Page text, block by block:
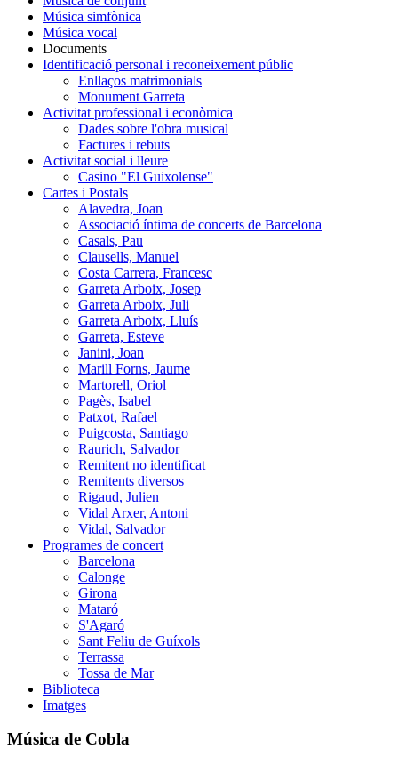
Música simfònica
Música vocal
Documents
Identificació personal i reconeixement públic
Enllaços matrimonials
Monument Garreta
Activitat professional i econòmica
Dades sobre l'obra musical
Factures i rebuts
Activitat social i lleure
Casino "El Guixolense"
Cartes i Postals
Alavedra, Joan
Associació íntima de concerts de Barcelona
Casals, Pau
Clausells, Manuel
Costa Carrera, Francesc
Garreta Arboix, Josep
Garreta Arboix, Juli
Garreta Arboix, Lluís
Garreta, Esteve
Janini, Joan
Marill Forns, Jaume
Martorell, Oriol
Pagès, Isabel
Patxot, Rafael
Puigcosta, Santiago
Raurich, Salvador
Remitent no identificat
Remitents diversos
Rigaud, Julien
Vidal Arxer, Antoni
Vidal, Salvador
Programes de concert
Barcelona
Calonge
Girona
Mataró
S'Agaró
Sant Feliu de Guíxols
Terrassa
Tossa de Mar
Biblioteca
Imatges
Música de Cobla